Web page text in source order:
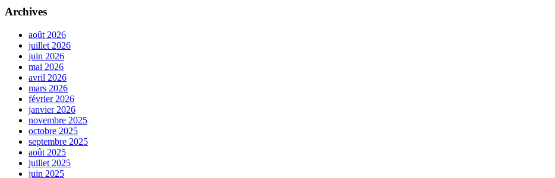
Archives
août 2026
juillet 2026
juin 2026
mai 2026
avril 2026
mars 2026
février 2026
janvier 2026
novembre 2025
octobre 2025
septembre 2025
août 2025
juillet 2025
juin 2025